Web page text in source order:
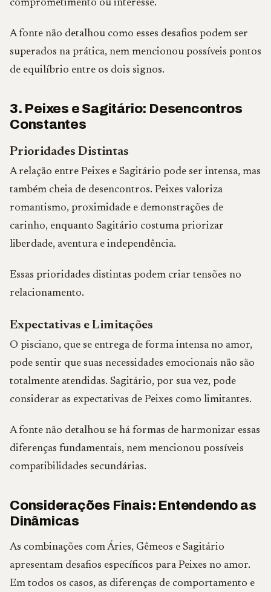
comprometimento ou interesse.
A fonte não detalhou como esses desafios podem ser
superados na prática, nem mencionou possíveis pontos
de equilíbrio entre os dois signos.
3. Peixes e Sagitário: Desencontros
Constantes
Prioridades Distintas
A relação entre Peixes e Sagitário pode ser intensa, mas
também cheia de desencontros. Peixes valoriza
romantismo, proximidade e demonstrações de
carinho, enquanto Sagitário costuma priorizar
liberdade, aventura e independência.
Essas prioridades distintas podem criar tensões no
relacionamento.
Expectativas e Limitações
O pisciano, que se entrega de forma intensa no amor,
pode sentir que suas necessidades emocionais não são
totalmente atendidas. Sagitário, por sua vez, pode
considerar as expectativas de Peixes como limitantes.
A fonte não detalhou se há formas de harmonizar essas
diferenças fundamentais, nem mencionou possíveis
compatibilidades secundárias.
Considerações Finais: Entendendo as
Dinâmicas
As combinações com Áries, Gêmeos e Sagitário
apresentam desafios específicos para Peixes no amor.
Em todos os casos, as diferenças de comportamento e